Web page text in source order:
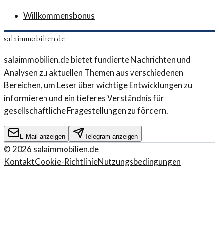
Willkommensbonus
salaimmobilien.de
salaimmobilien.de bietet fundierte Nachrichten und
Analysen zu aktuellen Themen aus verschiedenen
Bereichen, um Leser über wichtige Entwicklungen zu
informieren und ein tieferes Verständnis für
gesellschaftliche Fragestellungen zu fördern.
E-Mail anzeigen Telegram anzeigen
©2026 salaimmobilien.de
KontaktCookie-RichtlinieNutzungsbedingungen